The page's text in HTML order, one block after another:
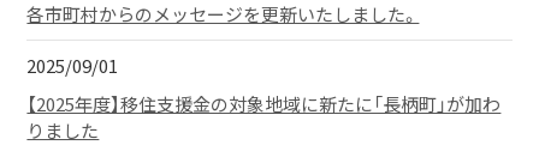
各市町村からのメッセージを更新いたしました。
2025/09/01
【2025年度】移住支援金の対象地域に新たに「長柄町」が加わ
りました